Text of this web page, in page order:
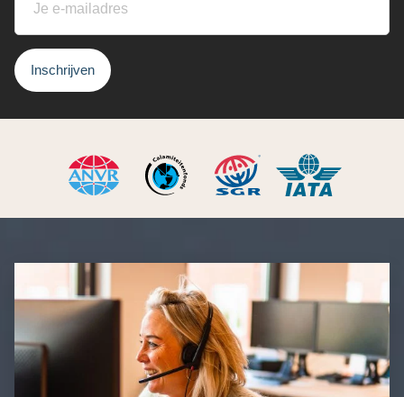
Inschrijven